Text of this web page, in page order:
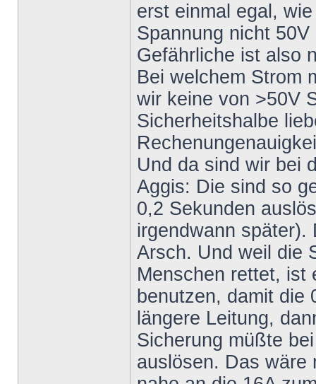
erst einmal egal,
Spannung nicht
Gefährliche ist also
Bei welchem Strom
wir keine von >50V
Sicherheitshalbe
Und da sind wir bei
Aggis: Die sind so
0,2 Sekunden
irgendwann später).
Arsch. Und weil die
Menschen rettet, ist
benutzen, damit die
längere Leitung,
Sicherung müßte
auslösen. Das wäre